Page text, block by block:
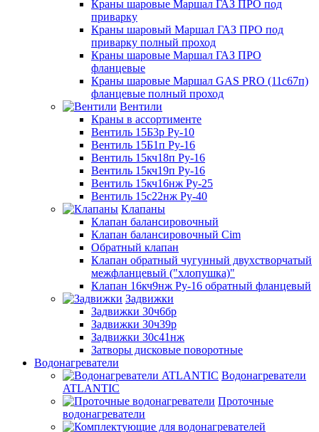
Краны шаровые Маршал ГАЗ ПРО под
приварку
Краны шаровый Маршал ГАЗ ПРО под
приварку полный проход
Краны шаровые Маршал ГАЗ ПРО
фланцевые
Краны шаровые Маршал GAS PRO (11с67п)
фланцевые полный проход
Вентили
Краны в ассортименте
Вентиль 15Б3р Ру-10
Вентиль 15Б1п Ру-16
Вентиль 15кч18п Ру-16
Вентиль 15кч19п Ру-16
Вентиль 15кч16нж Ру-25
Вентиль 15с22нж Ру-40
Клапаны
Клапан балансировочный
Клапан балансировочный Cim
Обратный клапан
Клапан обратный чугунный двухстворчатый
межфланцевый ("хлопушка)"
Клапан 16кч9нж Ру-16 обратный фланцевый
Задвижки
Задвижки 30ч6бр
Задвижки 30ч39р
Задвижки 30с41нж
Затворы дисковые поворотные
Водонагреватели
Водонагреватели
ATLANTIC
Проточные
водонагреватели